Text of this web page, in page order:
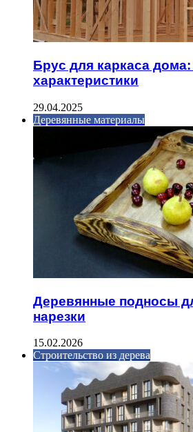
Брус для каркаса
характеристики
29.04.2025
Деревянные материалы
Деревянные подносы
нарезки
15.02.2026
Строительство из дерева